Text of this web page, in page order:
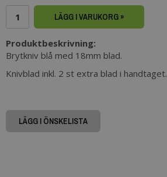
LÄGG I VARUKORG »
Produktbeskrivning:
Brytkniv blå med 18mm blad.
Knivblad inkl. 2 st extra blad i handtaget.
LÄGG I ÖNSKELISTA